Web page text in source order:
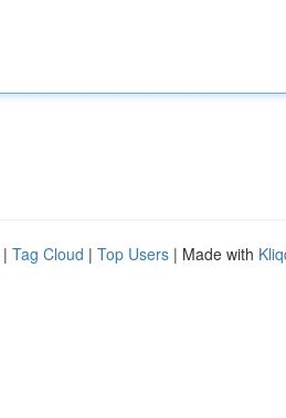
| Tag Cloud | Top Users | Made with